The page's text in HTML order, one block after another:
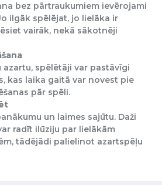
bez pārtraukumiem ievērojami
ilgāk spēlējat, jo lielāka ir
vairāk, nekā sākotnēji
spēlētāji var pastāvīgi
kas laika gaitā var novest pie
pār spēli.
un laimes sajūtu. Daži
radīt ilūziju par lielākām
tādējādi palielinot azartspēļu